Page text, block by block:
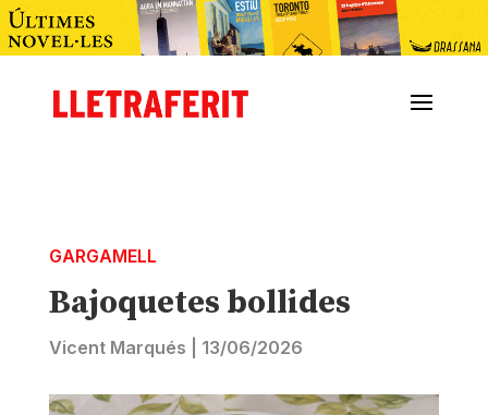
GARGAMELL
Bajoquetes bollides
Vicent Marqués 13/06/2026